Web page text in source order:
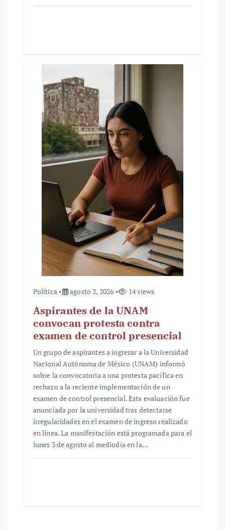
Política agosto 2, 2026 14 views
Aspirantes de la UNAM
convocan protesta contra
examen de control presencial
Un grupo de aspirantes a ingresar a la Universidad
Nacional Autónoma de México (UNAM) informó
sobre la convocatoria a una protesta pacífica en
rechazo a la reciente implementación de un
examen de control presencial. Esta evaluación fue
anunciada por la universidad tras detectarse
irregularidades en el examen de ingreso realizado
en línea. La manifestación está programada para el
lunes 3 de agosto al mediodía en la…